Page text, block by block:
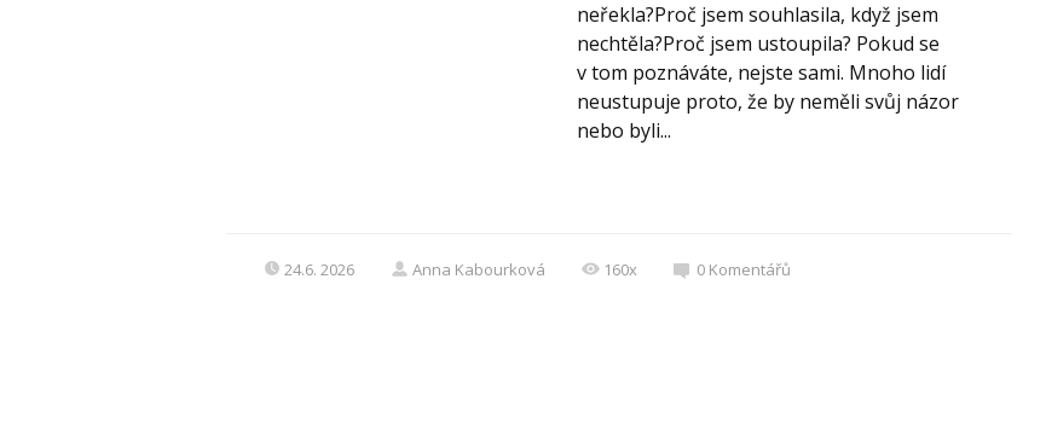
neřekla?Proč jsem souhlasila, když jsem
nechtěla?Proč jsem ustoupila? Pokud se
v tom poznáváte, nejste sami. Mnoho lidí
neustupuje proto, že by neměli svůj názor
nebo byli...
24.6. 2026 Anna Kabourková 160x 0 Komentářů